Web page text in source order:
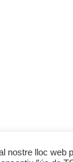
nostre lloc web